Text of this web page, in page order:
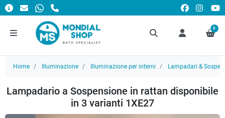
0
Home Illuminazione Illuminazione per interni Lampadari &
Lampadario a Sospensione in rattan disponibile
in 3 varianti 1XE27